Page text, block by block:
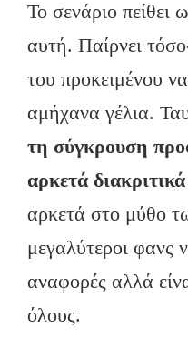
Το σενάριο πείθει
αυτή. Παίρνει
του προκειμένου
αμήχανα γέλια.
τη σύγκρουση
αρκετά
αρκετά στο μύθο
μεγαλύτεροι φανς
αναφορές αλλά
όλους.